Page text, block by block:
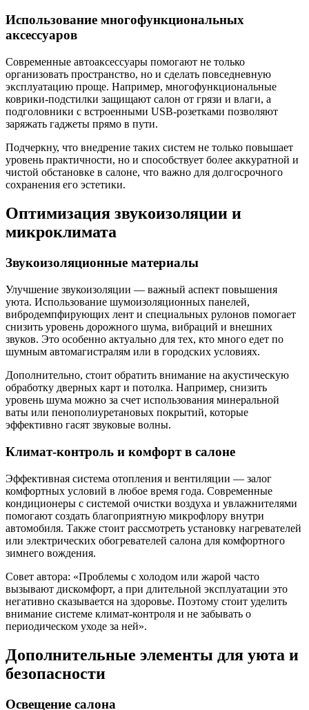
Использование многофункциональных
аксессуаров
Современные автоаксессуары помогают не только
организовать пространство, но и сделать повседневную
эксплуатацию проще. Например, многофункциональные
коврики-подстилки защищают салон от грязи и влаги, а
подголовники с встроенными USB-розетками позволяют
заряжать гаджеты прямо в пути.
Подчеркну, что внедрение таких систем не только повышает
уровень практичности, но и способствует более аккуратной и
чистой обстановке в салоне, что важно для долгосрочного
сохранения его эстетики.
Оптимизация звукоизоляции и
микроклимата
Звукоизоляционные материалы
Улучшение звукоизоляции — важный аспект повышения
уюта. Использование шумоизоляционных панелей,
вибродемпфирующих лент и специальных рулонов помогает
снизить уровень дорожного шума, вибраций и внешних
звуков. Это особенно актуально для тех, кто много едет по
шумным автомагистралям или в городских условиях.
Дополнительно, стоит обратить внимание на акустическую
обработку дверных карт и потолка. Например, снизить
уровень шума можно за счет использования минеральной
ваты или пенополиуретановых покрытий, которые
эффективно гасят звуковые волны.
Климат-контроль и комфорт в салоне
Эффективная система отопления и вентиляции — залог
комфортных условий в любое время года. Современные
кондиционеры с системой очистки воздуха и увлажнителями
помогают создать благоприятную микрофлору внутри
автомобиля. Также стоит рассмотреть установку нагревателей
или электрических обогревателей салона для комфортного
зимнего вождения.
Совет автора: «Проблемы с холодом или жарой часто
вызывают дискомфорт, а при длительной эксплуатации это
негативно сказывается на здоровье. Поэтому стоит уделить
внимание системе климат-контроля и не забывать о
периодическом уходе за ней».
Дополнительные элементы для уюта и
безопасности
Освещение салона